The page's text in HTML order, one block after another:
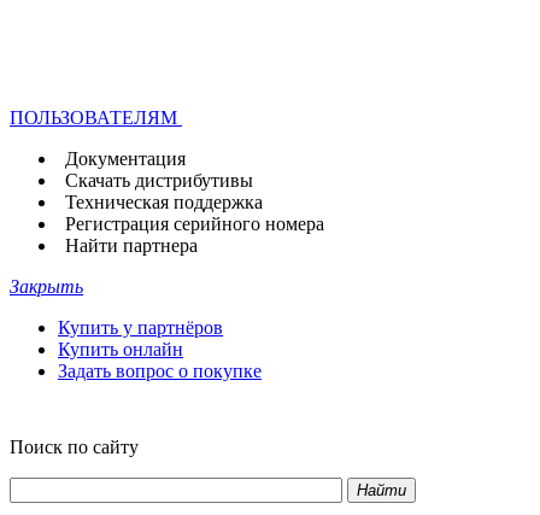
ПОЛЬЗОВАТЕЛЯМ
Документация
Скачать дистрибутивы
Техническая поддержка
Регистрация серийного номера
Найти партнера
Закрыть
Купить у партнёров
Купить онлайн
Задать вопрос о покупке
Поиск по сайту
Найти